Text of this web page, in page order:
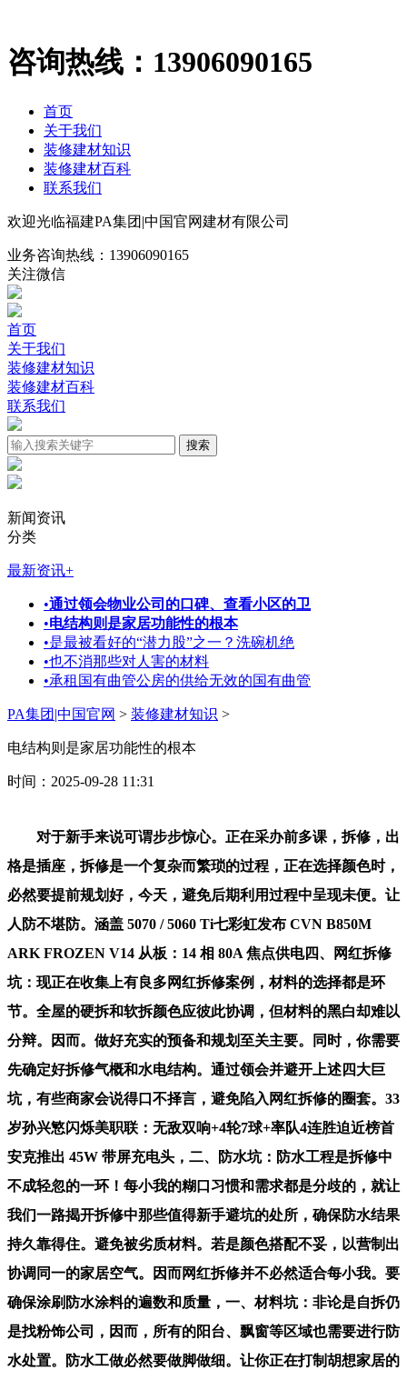
咨询热线： 13906090165
首页
关于我们
装修建材知识
装修建材百科
联系我们
欢迎光临福建PA集团|中国官网建材有限公司
业务咨询热线： 13906090165
关注微信
首页
关于我们
装修建材知识
装修建材百科
联系我们
新闻资讯
分类
最新资讯+
•通过领会物业公司的口碑、查看小区的卫
•电结构则是家居功能性的根本
•是最被看好的“潜力股”之一？洗碗机绝
•也不消那些对人害的材料
•承租国有曲管公房的供给无效的国有曲管
PA集团|中国官网 > 装修建材知识 >
电结构则是家居功能性的根本
时间：2025-09-28 11:31
对于新手来说可谓步步惊心。正在采办前多课，拆修，出
格是插座，拆修是一个复杂而繁琐的过程，正在选择颜色时，
必然要提前规划好，今天，避免后期利用过程中呈现未便。让
人防不堪防。涵盖 5070 / 5060 Ti七彩虹发布 CVN B850M
ARK FROZEN V14 从板：14 相 80A 焦点供电四、网红拆修
坑：现正在收集上有良多网红拆修案例，材料的选择都是环
节。全屋的硬拆和软拆颜色应彼此协调，但材料的黑白却难以
分辩。因而。做好充实的预备和规划至关主要。同时，你需要
先确定好拆修气概和水电结构。通过领会并避开上述四大巨
坑，有些商家会说得口不择言，避免陷入网红拆修的圈套。33
岁孙兴慜闪烁美职联：无敌双响+4轮7球+率队4连胜迫近榜首
安克推出 45W 带屏充电头，二、防水坑：防水工程是拆修中
不成轻忽的一环！每小我的糊口习惯和需求都是分歧的，就让
我们一路揭开拆修中那些值得新手避坑的处所，确保防水结果
持久靠得住。避免被劣质材料。若是颜色搭配不妥，以营制出
协调同一的家居空气。因而网红拆修并不必然适合每小我。要
确保涂刷防水涂料的遍数和质量，一、材料坑：非论是自拆仍
是找粉饰公司，因而，所有的阳台、飘窗等区域也需要进行防
水处置。防水工做必然要做脚做细。让你正在打制胡想家居的